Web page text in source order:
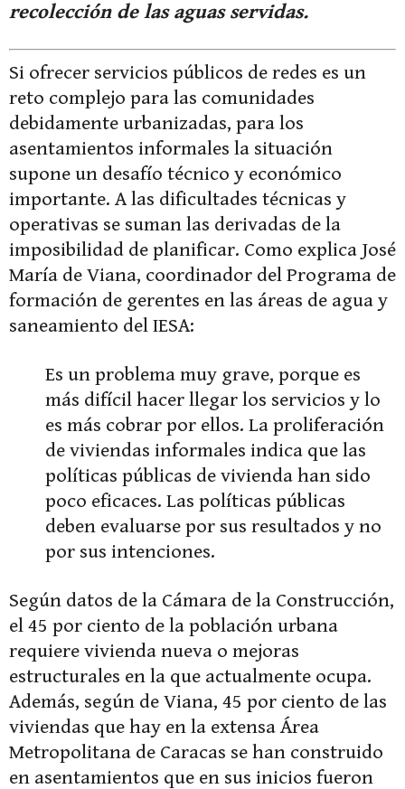
recolección de las aguas servidas.
Si ofrecer servicios públicos de redes es un
reto complejo para las comunidades
debidamente urbanizadas, para los
asentamientos informales la situación
supone un desafío técnico y económico
importante. A las dificultades técnicas y
operativas se suman las derivadas de la
imposibilidad de planificar. Como explica José
María de Viana, coordinador del Programa de
formación de gerentes en las áreas de agua y
saneamiento del IESA:
Es un problema muy grave, porque es
más difícil hacer llegar los servicios y lo
es más cobrar por ellos. La proliferación
de viviendas informales indica que las
políticas públicas de vivienda han sido
poco eficaces. Las políticas públicas
deben evaluarse por sus resultados y no
por sus intenciones.
Según datos de la Cámara de la Construcción,
el 45 por ciento de la población urbana
requiere vivienda nueva o mejoras
estructurales en la que actualmente ocupa.
Además, según de Viana, 45 por ciento de las
viviendas que hay en la extensa Área
Metropolitana de Caracas se han construido
en asentamientos que en sus inicios fueron